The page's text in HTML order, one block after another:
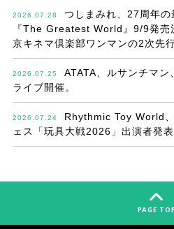
2026.07.28
つしまみれ、27周年
『The Greatest World』9/9発売
京キネマ倶楽部ワンマンの2次先
2026.07.25
ATATA、ルサンチマ
ライブ開催。
2026.07.24
Rhythmic Toy World
ェス「玩具大戦2026」出演者発表
PAGE TOP